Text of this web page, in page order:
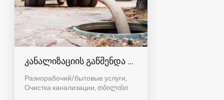
კანალიზაციის გაწმენდა თბილისი 557554000
Разнорабочий/бытовые услуги,
Очистка канализации თბილისი